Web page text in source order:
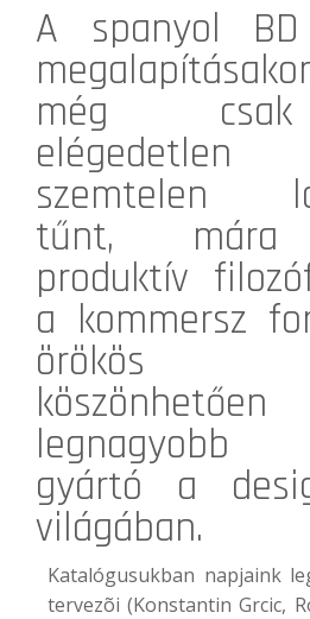
A spanyol BD
még
elégedetlen
szemtelen
tűnt, mára
produktív
a kommersz
örökös
legnagyobb
gyártó a
világában.
Katalógusukban napjaink
tervezõi (Konstantin Grcic,